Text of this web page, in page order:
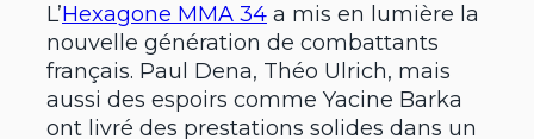
L’Hexagone MMA 34 a mis en lumière la
nouvelle génération de combattants
français. Paul Dena, Théo Ulrich, mais
aussi des espoirs comme Yacine Barka
ont livré des prestations solides dans un